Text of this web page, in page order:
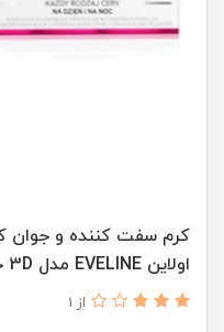
کرم سفت کننده و جوان
اولاین EVELINE مدل 3D حجم 50 میل (اصل)
از 1